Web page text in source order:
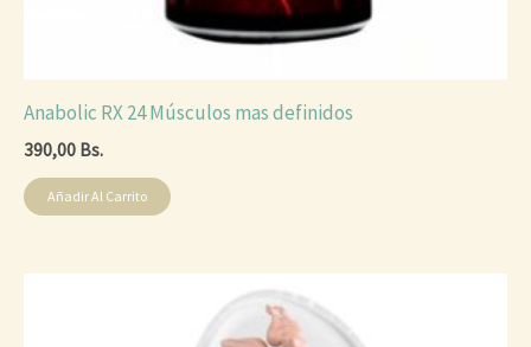
Anabolic RX 24 Músculos mas definidos
390,00 Bs.
Añadir Al Carrito